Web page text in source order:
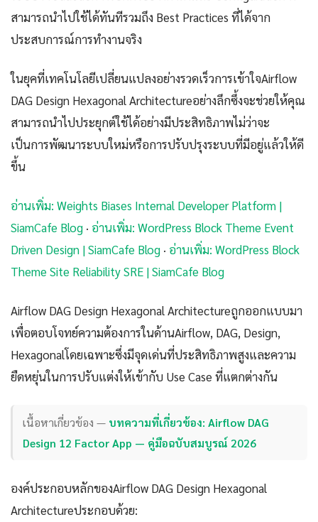
สามารถนำไปใช้ได้ทันทีรวมถึง Best Practices ที่ได้จาก
ประสบการณ์การทำงานจริง
ในยุคที่เทคโนโลยีเปลี่ยนแปลงอย่างรวดเร็วการเข้าใจAirflow
DAG Design Hexagonal Architectureอย่างลึกซึ้งจะช่วยให้คุณ
สามารถนำไปประยุกต์ใช้ได้อย่างมีประสิทธิภาพไม่ว่าจะ
เป็นการพัฒนาระบบใหม่หรือการปรับปรุงระบบที่มีอยู่แล้วให้ดี
ขึ้น
อ่านเพิ่ม: Weights Biases Internal Developer Platform |
SiamCafe Blog · อ่านเพิ่ม: WordPress Block Theme Event
Driven Design | SiamCafe Blog · อ่านเพิ่ม: WordPress Block
Theme Site Reliability SRE | SiamCafe Blog
Airflow DAG Design Hexagonal Architectureถูกออกแบบมา
เพื่อตอบโจทย์ความต้องการในด้านAirflow, DAG, Design,
Hexagonalโดยเฉพาะซึ่งมีจุดเด่นที่ประสิทธิภาพสูงและความ
ยืดหยุ่นในการปรับแต่งให้เข้ากับ Use Case ที่แตกต่างกัน
เนื้อหาเกี่ยวข้อง — บทความที่เกี่ยวข้อง: Airflow DAG
Design 12 Factor App — คู่มือฉบับสมบูรณ์ 2026
องค์ประกอบหลักของAirflow DAG Design Hexagonal
Architectureประกอบด้วย: